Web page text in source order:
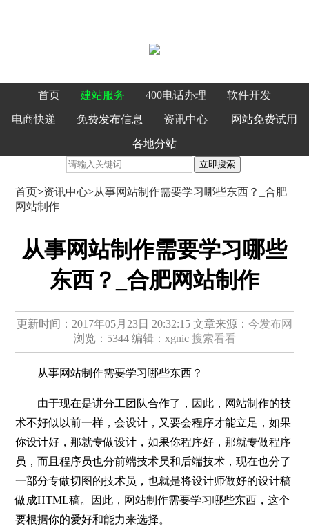
首页 建站服务 400电话办理 软件开发
电商快递 免费发布信息 资讯中心 网站免费试用
各地分站
立即搜索
首页>资讯中心>从事网站制作需要学习哪些东西？_合肥
网站制作
从事网站制作需要学习哪些
东西？_合肥网站制作
更新时间：2017年05月23日 20:32:15 文章来源： 今发布网
浏览：5344 编辑：xgnic 搜索看看
从事网站制作需要学习哪些东西？
由于现在是讲分工团队合作了，因此，网站制作的技
术不好似以前一样，会设计，又要会程序才能立足，如果
你设计好，那就专做设计，如果你程序好，那就专做程序
员，而且程序员也分前端技术员和后端技术，现在也分了
一部分专做切图的技术员，也就是将设计师做好的设计稿
做成HTML稿。因此，网站制作需要学习哪些东西，这个
要根据你的爱好和能力来选择。